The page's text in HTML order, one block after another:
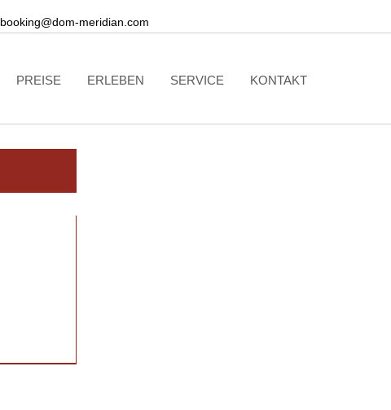
booking@dom-meridian.com
PREISE ERLEBEN SERVICE KONTAKT